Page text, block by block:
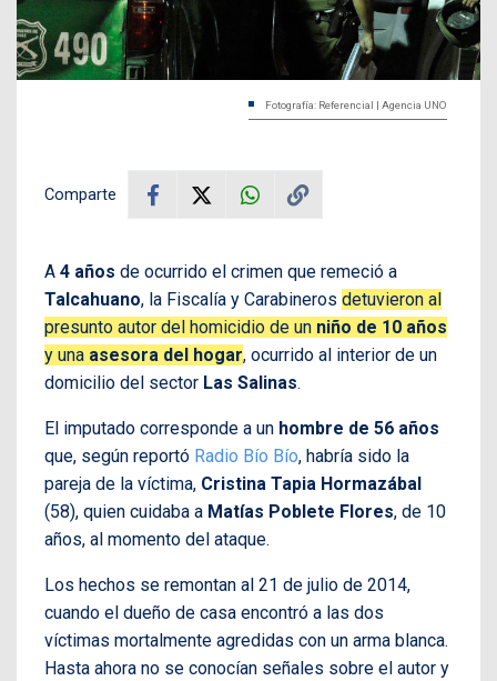
Fotografía: Referencial | Agencia UNO
Comparte
A 4 años de ocurrido el crimen que remeció a
Talcahuano, la Fiscalía y Carabineros detuvieron al
presunto autor del homicidio de un niño de 10 años
y una asesora del hogar, ocurrido al interior de un
domicilio del sector Las Salinas.
El imputado corresponde a un hombre de 56 años
que, según reportó Radio Bío Bío, habría sido la
pareja de la víctima, Cristina Tapia Hormazábal
(58), quien cuidaba a Matías Poblete Flores, de 10
años, al momento del ataque.
Los hechos se remontan al 21 de julio de 2014,
cuando el dueño de casa encontró a las dos
víctimas mortalmente agredidas con un arma blanca.
Hasta ahora no se conocían señales sobre el autor y